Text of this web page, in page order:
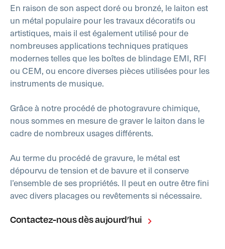
En raison de son aspect doré ou bronzé, le laiton est
un métal populaire pour les travaux décoratifs ou
artistiques, mais il est également utilisé pour de
nombreuses applications techniques pratiques
modernes telles que les boîtes de blindage EMI, RFI
ou CEM, ou encore diverses pièces utilisées pour les
instruments de musique.
Grâce à notre procédé de photogravure chimique,
nous sommes en mesure de graver le laiton dans le
cadre de nombreux usages différents.
Au terme du procédé de gravure, le métal est
dépourvu de tension et de bavure et il conserve
l’ensemble de ses propriétés. Il peut en outre être fini
avec divers placages ou revêtements si nécessaire.
Contactez-nous dès aujourd’hui